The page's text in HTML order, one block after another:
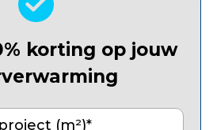
korting op jouw